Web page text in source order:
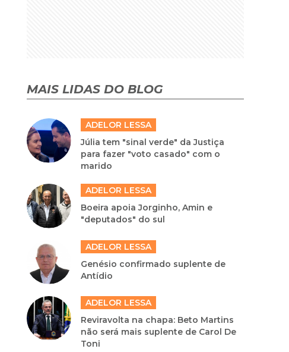
MAIS LIDAS DO BLOG
ADELOR LESSA
Júlia tem "sinal verde" da Justiça
para fazer "voto casado" com o
marido
ADELOR LESSA
Boeira apoia Jorginho, Amin e
"deputados" do sul
ADELOR LESSA
Genésio confirmado suplente de
Antídio
ADELOR LESSA
Reviravolta na chapa: Beto Martins
não será mais suplente de Carol De
Toni